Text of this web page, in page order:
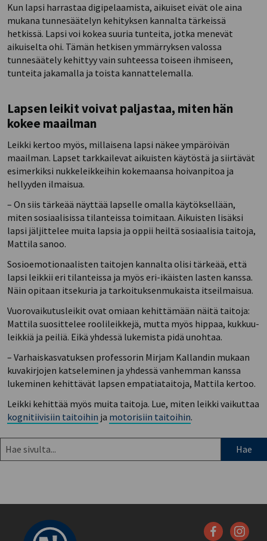
Kun lapsi harrastaa digipelaamista, aikuiset eivät ole aina
mukana tunnesäätelyn kehityksen kannalta tärkeissä
hetkissä. Lapsi voi kokea suuria tunteita, jotka menevät
aikuiselta ohi. Tämän hetkisen ymmärryksen valossa
tunnesäätely kehittyy vain suhteessa toiseen ihmiseen,
tunteita jakamalla ja toista kannattelemalla.
Lapsen leikit voivat paljastaa, miten hän
kokee maailman
Leikki kertoo myös, millaisena lapsi näkee ympäröivän
maailman. Lapset tarkkailevat aikuisten käytöstä ja siirtävät
esimerkiksi nukkeleikkeihin kokemaansa hoivanpitoa ja
hellyyden ilmaisua.
– On siis tärkeää näyttää lapselle omalla käytöksellään,
miten sosiaalisissa tilanteissa toimitaan. Aikuisten lisäksi
lapsi jäljittelee muita lapsia ja oppii heiltä sosiaalisia taitoja,
Mattila sanoo.
Sosioemotionaalisten taitojen kannalta olisi tärkeää, että
lapsi leikkii eri tilanteissa ja myös eri-ikäisten lasten kanssa.
Näin opitaan itsekuria ja tarkoituksenmukaista itseilmaisua.
Vuorovaikutusleikit ovat omiaan kehittämään näitä taitoja:
Mattila suosittelee roolileikkejä, mutta myös hippaa, kukkuu-
leikkiä ja peiliä. Eikä yhdessä lukemista pidä unohtaa.
– Varhaiskasvatuksen professorin Mirjam Kallandin mukaan
kuvakirjojen katseleminen ja yhdessä vanhemman kanssa
lukeminen kehittävät lapsen empatiataitoja, Mattila kertoo.
Leikki kehittää myös muita taitoja. Lue, miten leikki vaikuttaa
kognitiivisiin taitoihin ja motorisiin taitoihin.
Hae
sivulta: